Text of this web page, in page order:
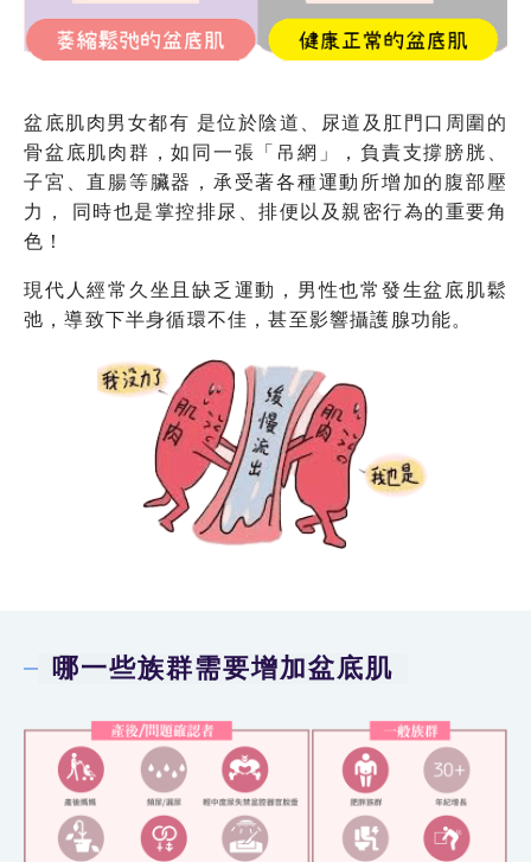
盆底肌肉男女都有 是位於陰道、尿道及肛門口周圍的
骨盆底肌肉群，如同一張「吊網」，負責支撐膀胱、
子宮、直腸等臟器，承受著各種運動所增加的腹部壓
力， 同時也是掌控排尿、排便以及親密行為的重要角
色！
現代人經常久坐且缺乏運動，男性也常發生盆底肌鬆
弛，導致下半身循環不佳，甚至影響攝護腺功能。
哪一些族群需要增加盆底肌